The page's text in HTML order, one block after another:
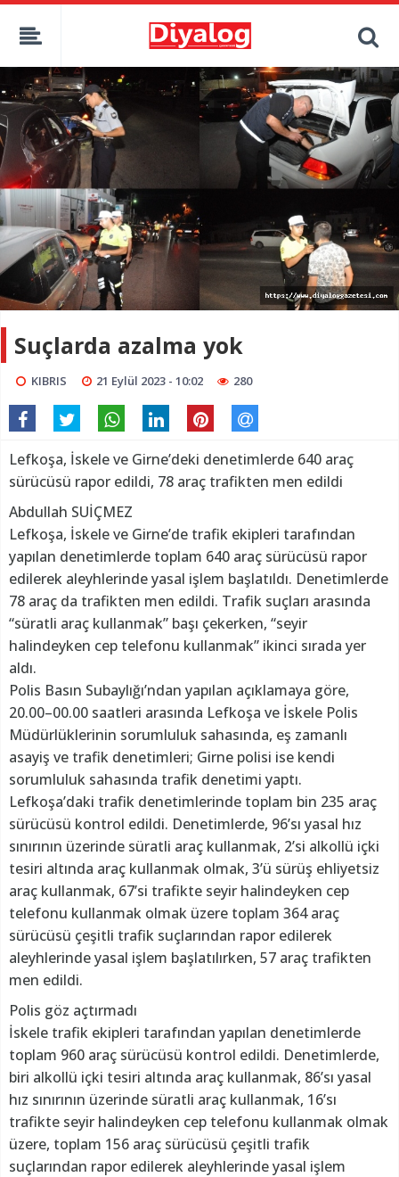
Suçlarda azalma yok
KIBRIS 21 Eylül 2023 - 10:02 280
Lefkoşa, İskele ve Girne’deki denetimlerde 640 araç
sürücüsü rapor edildi, 78 araç trafikten men edildi
Abdullah SUİÇMEZ
Lefkoşa, İskele ve Girne’de trafik ekipleri tarafından
yapılan denetimlerde toplam 640 araç sürücüsü rapor
edilerek aleyhlerinde yasal işlem başlatıldı. Denetimlerde
78 araç da trafikten men edildi. Trafik suçları arasında
“süratli araç kullanmak” başı çekerken, “seyir
halindeyken cep telefonu kullanmak” ikinci sırada yer
aldı.
Polis Basın Subaylığı’ndan yapılan açıklamaya göre,
20.00–00.00 saatleri arasında Lefkoşa ve İskele Polis
Müdürlüklerinin sorumluluk sahasında, eş zamanlı
asayiş ve trafik denetimleri; Girne polisi ise kendi
sorumluluk sahasında trafik denetimi yaptı.
Lefkoşa’daki trafik denetimlerinde toplam bin 235 araç
sürücüsü kontrol edildi. Denetimlerde, 96’sı yasal hız
sınırının üzerinde süratli araç kullanmak, 2’si alkollü içki
tesiri altında araç kullanmak olmak, 3’ü sürüş ehliyetsiz
araç kullanmak, 67’si trafikte seyir halindeyken cep
telefonu kullanmak olmak üzere toplam 364 araç
sürücüsü çeşitli trafik suçlarından rapor edilerek
aleyhlerinde yasal işlem başlatılırken, 57 araç trafikten
men edildi.
Polis göz açtırmadı
İskele trafik ekipleri tarafından yapılan denetimlerde
toplam 960 araç sürücüsü kontrol edildi. Denetimlerde,
biri alkollü içki tesiri altında araç kullanmak, 86’sı yasal
hız sınırının üzerinde süratli araç kullanmak, 16’sı
trafikte seyir halindeyken cep telefonu kullanmak olmak
üzere, toplam 156 araç sürücüsü çeşitli trafik
suçlarından rapor edilerek aleyhlerinde yasal işlem